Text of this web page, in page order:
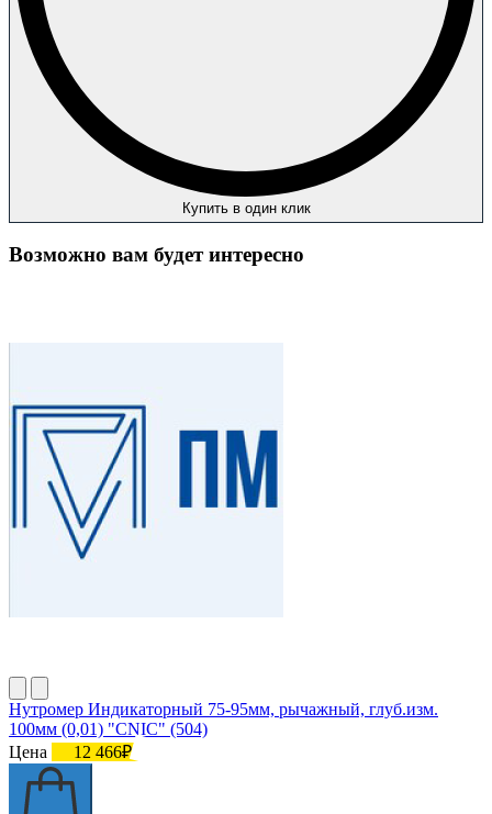
Купить в один клик
Возможно вам будет интересно
Нутромер Индикаторный 75-95мм, рычажный, глуб.изм.
100мм (0,01) "CNIC" (504)
Цена
12 466₽